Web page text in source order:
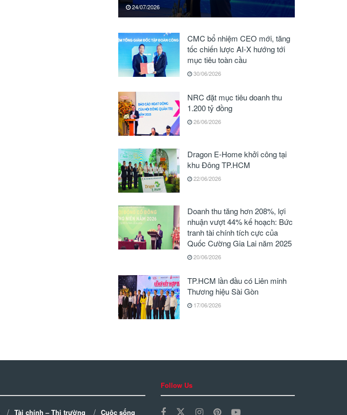
24/07/2026
CMC bổ nhiệm CEO mới, tăng
tốc chiến lược AI-X hướng tới
mục tiêu toàn cầu
30/06/2026
NRC đặt mục tiêu doanh thu
1.200 tỷ đồng
26/06/2026
Dragon E-Home khởi công tại
khu Đông TP.HCM
22/06/2026
Doanh thu tăng hơn 208%, lợi
nhuận vượt 44% kế hoạch: Bức
tranh tài chính tích cực của
Quốc Cường Gia Lai năm 2025
20/06/2026
TP.HCM lần đầu có Liên minh
Thương hiệu Sài Gòn
17/06/2026
Tài chính – Thị trường Cuộc sống
Follow Us